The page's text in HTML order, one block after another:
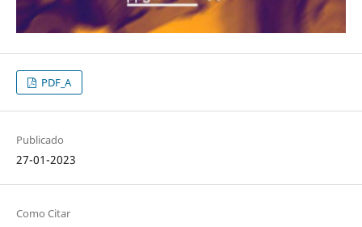
PDF_A
Publicado
27-01-2023
Como Citar